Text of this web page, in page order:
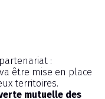
:
être mise en place
territoires.
mutuelle des